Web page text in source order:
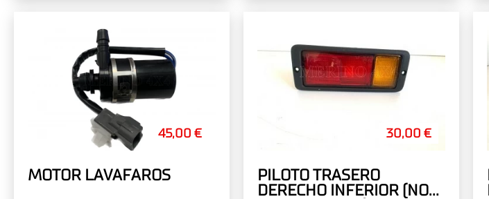
45,00 €
MOTOR LAVAFAROS
30,00 €
PILOTO TRASERO
DERECHO INFERIOR (NO